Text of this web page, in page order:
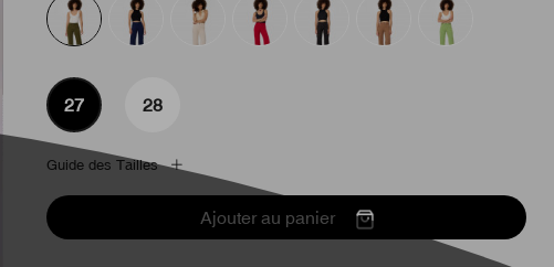
27 28
Guide des Tailles
Ajouter au panier